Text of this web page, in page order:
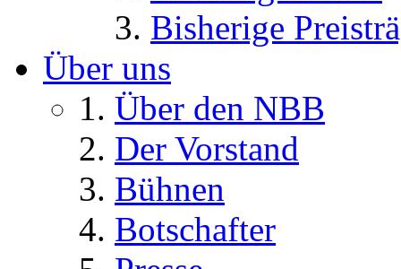
Bisherige
Über uns
Über den NBB
Der Vorstand
Bühnen
Botschafter